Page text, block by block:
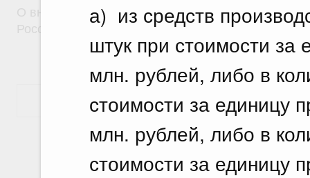
а) из средств
штук при стоимости за
млн. рублей, либо в
стоимости за единицу
млн. рублей, либо в
стоимости за единицу
О внесении изменений в некоторые акты
Российской Федерации
Показать еще